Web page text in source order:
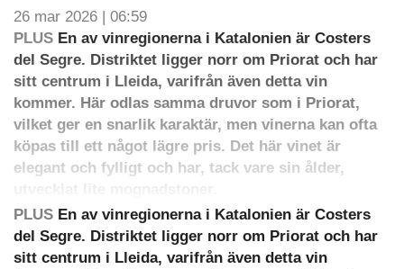
26 mar 2026 | 06:59
PLUS En av vinregionerna i Katalonien är Costers
del Segre. Distriktet ligger norr om Priorat och har
sitt centrum i Lleida, varifrån även detta vin
kommer. Här odlas samma druvor som i Priorat,
vilket ger en snarlik karaktär, men vinerna kan ofta
köpas till ett något lägre pris. Det här vinet är
elegant och fylligt och har, tack vare sin ålder,
PLUS En av vinregionerna i Katalonien är Costers
del Segre. Distriktet ligger norr om Priorat och har
sitt centrum i Lleida, varifrån även detta vin